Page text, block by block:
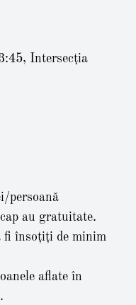
Intersecția
persoană
au gratuitate.
fi însoțiți de minim
aflate în